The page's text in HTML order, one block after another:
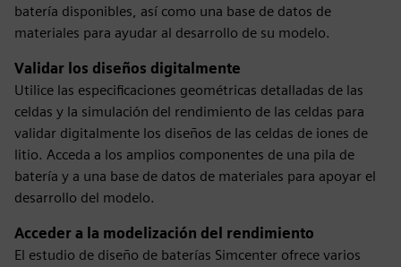
batería disponibles, así como una base de datos de
materiales para ayudar al desarrollo de su modelo.
Validar los diseños digitalmente
Utilice las especificaciones geométricas detalladas de las
celdas y la simulación del rendimiento de las celdas para
validar digitalmente los diseños de las celdas de iones de
litio. Acceda a los amplios componentes de una pila de
batería y a una base de datos de materiales para apoyar el
desarrollo del modelo.
Acceder a la modelización del rendimiento
El estudio de diseño de baterías Simcenter ofrece varios